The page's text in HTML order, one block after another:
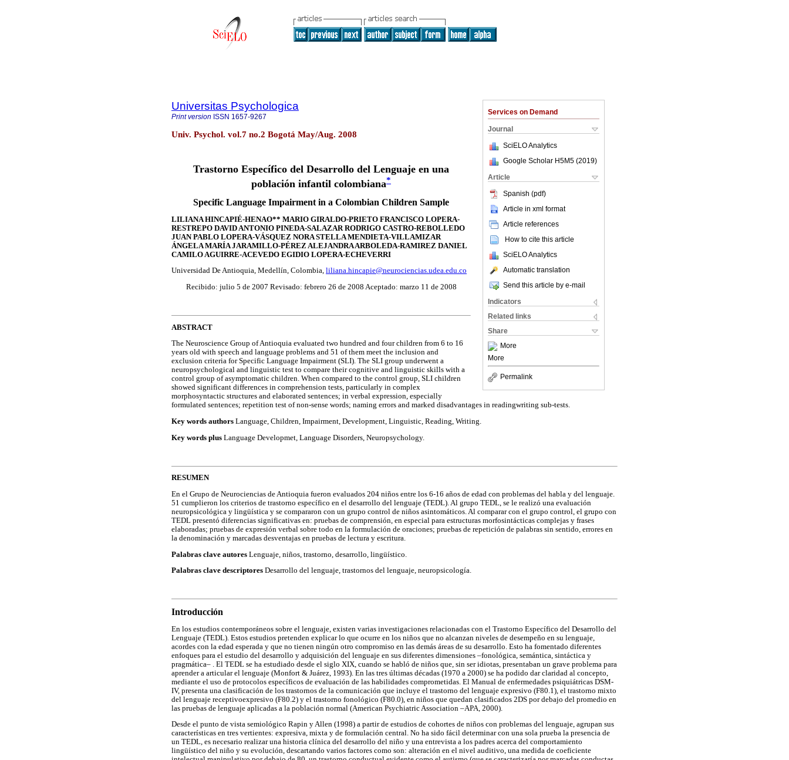
Services on Demand
Journal
SciELO Analytics
Google Scholar H5M5 (2019)
Article
Spanish (pdf)
Article in xml format
Article references
How to cite this article
SciELO Analytics
Automatic translation
Send this article by e-mail
Indicators
Related links
Share
More
More
Permalink
Universitas Psychologica
Print version ISSN 1657-9267
Univ. Psychol. vol.7 no.2 Bogotá May/Aug. 2008
Trastorno Específico del Desarrollo del Lenguaje en una
población infantil colombiana*
Specific Language Impairment in a Colombian Children Sample
LILIANA HINCAPIÉ-HENAO** MARIO GIRALDO-PRIETO FRANCISCO LOPERA-
RESTREPO DAVID ANTONIO PINEDA-SALAZAR RODRIGO CASTRO-REBOLLEDO
JUAN PABLO LOPERA-VÁSQUEZ NORA STELLA MENDIETA-VILLAMIZAR
ÁNGELA MARÍA JARAMILLO-PÉREZ ALEJANDRA ARBOLEDA-RAMIREZ DANIEL
CAMILO AGUIRRE-ACEVEDO EGIDIO LOPERA-ECHEVERRI
Universidad De Antioquia, Medellín, Colombia, liliana.hincapie@neurociencias.udea.edu.co
Recibido: julio 5 de 2007 Revisado: febrero 26 de 2008 Aceptado: marzo 11 de 2008
ABSTRACT
The Neuroscience Group of Antioquia evaluated two hundred and four children from 6 to 16
years old with speech and language problems and 51 of them meet the inclusion and
exclusion criteria for Specific Language Impairment (SLI). The SLI group underwent a
neuropsychological and linguistic test to compare their cognitive and linguistic skills with a
control group of asymptomatic children. When compared to the control group, SLI children
showed significant differences in comprehension tests, particularly in complex
morphosyntactic structures and elaborated sentences; in verbal expression, especially
formulated sentences; repetition test of non-sense words; naming errors and marked disadvantages in readingwriting sub-tests.
Key words authors Language, Children, Impairment, Development, Linguistic, Reading, Writing.
Key words plus Language Developmet, Language Disorders, Neuropsychology.
RESUMEN
En el Grupo de Neurociencias de Antioquia fueron evaluados 204 niños entre los 6-16 años de edad con problemas del habla y del lenguaje.
51 cumplieron los criterios de trastorno específico en el desarrollo del lenguaje (TEDL). Al grupo TEDL, se le realizó una evaluación
neuropsicológica y lingüística y se compararon con un grupo control de niños asintomáticos. Al comparar con el grupo control, el grupo con
TEDL presentó diferencias significativas en: pruebas de comprensión, en especial para estructuras morfosintácticas complejas y frases
elaboradas; pruebas de expresión verbal sobre todo en la formulación de oraciones; pruebas de repetición de palabras sin sentido, errores en
la denominación y marcadas desventajas en pruebas de lectura y escritura.
Palabras clave autores Lenguaje, niños, trastorno, desarrollo, lingüístico.
Palabras clave descriptores Desarrollo del lenguaje, trastornos del lenguaje, neuropsicología.
Introducción
En los estudios contemporáneos sobre el lenguaje, existen varias investigaciones relacionadas con el Trastorno Específico del Desarrollo del
Lenguaje (TEDL). Estos estudios pretenden explicar lo que ocurre en los niños que no alcanzan niveles de desempeño en su lenguaje,
acordes con la edad esperada y que no tienen ningún otro compromiso en las demás áreas de su desarrollo. Esto ha fomentado diferentes
enfoques para el estudio del desarrollo y adquisición del lenguaje en sus diferentes dimensiones –fonológica, semántica, sintáctica y
pragmática– . El TEDL se ha estudiado desde el siglo XIX, cuando se habló de niños que, sin ser idiotas, presentaban un grave problema para
aprender a articular el lenguaje (Monfort & Juárez, 1993). En las tres últimas décadas (1970 a 2000) se ha podido dar claridad al concepto,
mediante el uso de protocolos específicos de evaluación de las habilidades comprometidas. El Manual de enfermedades psiquiátricas DSM-
IV, presenta una clasificación de los trastornos de la comunicación que incluye el trastorno del lenguaje expresivo (F80.1), el trastorno mixto
del lenguaje receptivoexpresivo (F80.2) y el trastorno fonológico (F80.0), en niños que quedan clasificados 2DS por debajo del promedio en
las pruebas de lenguaje aplicadas a la población normal (American Psychiatric Association –APA, 2000).
Desde el punto de vista semiológico Rapin y Allen (1998) a partir de estudios de cohortes de niños con problemas del lenguaje, agrupan sus
características en tres vertientes: expresiva, mixta y de formulación central. No ha sido fácil determinar con una sola prueba la presencia de
un TEDL, es necesario realizar una historia clínica del desarrollo del niño y una entrevista a los padres acerca del comportamiento
lingüístico del niño y su evolución, descartando varios factores como son: alteración en el nivel auditivo, una medida de coeficiente